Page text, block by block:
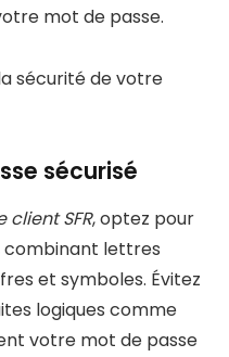
mot de passe.
sécurité de votre
sécurisé
client SFR, optez pour
combinant lettres
et symboles. Évitez
logiques comme
votre mot de passe